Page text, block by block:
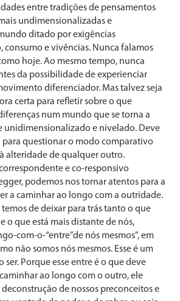
entre tradições de pensamentos
undimensionalizadas e
ditado por exigências
consumo e vivências. Nunca falamos
hoje. Ao mesmo tempo, nunca
da possibilidade de experienciar
diferenciador. Mas talvez seja
certa para refletir sobre o que
num mundo que se torna a
unidimensionalizado e nivelado. Deve
para questionar o modo comparativo
alteridade de qualquer outro.
e co-responsivo
podemos nos tornar atentos para a
a caminhar ao longo com a outridade.
temos de deixar para trás tanto o que
o que está mais distante de nós,
com-o-“entre”de nós mesmos”, em
não somos nós mesmos. Esse é um
ser. Porque esse entre é o que deve
ao longo com o outro, ele
de nossos preconceitos e